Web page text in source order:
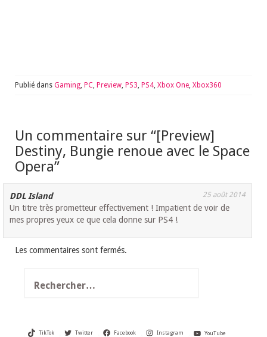
Publié dans Gaming, PC, Preview, PS3, PS4, Xbox One, Xbox360
Un commentaire sur “[Preview]
Destiny, Bungie renoue avec le Space
Opera”
DDL Island 25 août 2014
Un titre très prometteur effectivement ! Impatient de voir de
mes propres yeux ce que cela donne sur PS4 !
Les commentaires sont fermés.
TikTok Twitter Facebook Instagram YouTube